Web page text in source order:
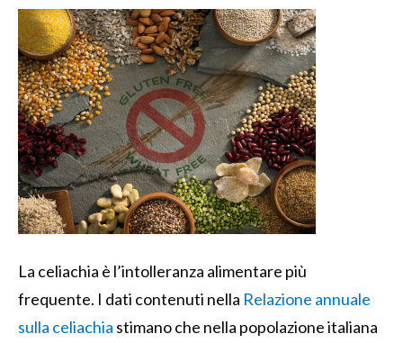
La celiachia è l’intolleranza alimentare più
frequente. I dati contenuti nella Relazione annuale
sulla celiachia stimano che nella popolazione italiana